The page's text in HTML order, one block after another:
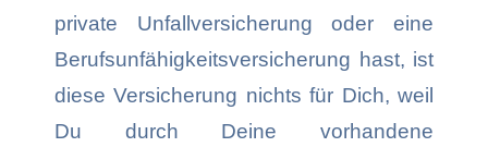
private Unfallversicherung oder eine
Berufsunfähigkeitsversicherung hast, ist
diese Versicherung nichts für Dich, weil
Du durch Deine vorhandene